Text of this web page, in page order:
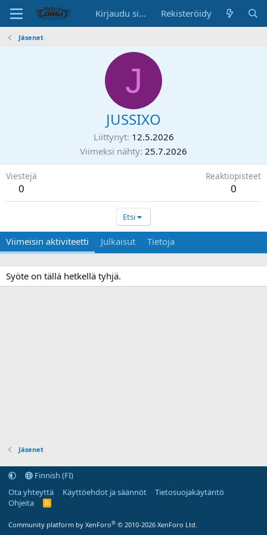
Kirjaudu sisään Rekisteröidy
Jäsenet
J
JUSSIXO
Liittynyt 12.5.2026
Viimeksi nähty 25.7.2026
Viestejä
0
Reaktiopisteet
0
Etsi
Viimeisin aktiviteetti Julkaisut Tietoja
Syöte on tällä hetkellä tyhjä.
Jäsenet
Finnish (FI)
Ota yhteyttä
Käyttöehdot ja säännöt
Tietosuojakäytäntö
Ohjeita
R
Community platform by XenForo® © 2010-2026 XenForo Ltd.